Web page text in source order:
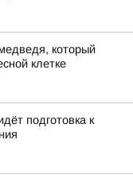
который
клетке
подготовка к